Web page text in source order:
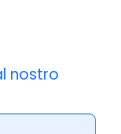
nostro